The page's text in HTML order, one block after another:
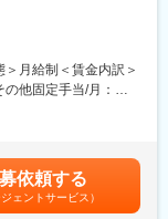
バーのフォローをし
任命されるとオフィ
マナー、PC操作、薬
問・相談対応、精神
供し、治験進行の調
める事業所
月給制＜賃金内訳＞
他固定手当/月：
ます。賞与は年2回
円/月の報奨金あり
費+距離に応じて支
依頼する
ジェントサービス）